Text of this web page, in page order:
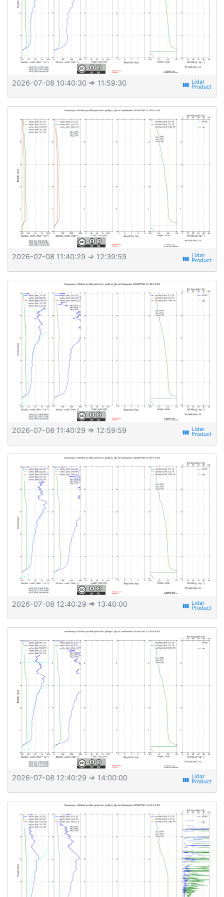
2026-07-08 10:40:30 ⇒ 11:59:30 view_week
2026-07-08 11:40:29 ⇒ 12:39:59 view_week
2026-07-08 11:40:29 ⇒ 12:59:59 view_week
2026-07-08 12:40:29 ⇒ 13:40:00 view_week
2026-07-08 12:40:29 ⇒ 14:00:00 view_week